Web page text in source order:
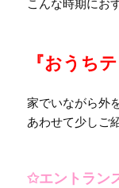
こんな時期にお
『おうち
家でいながら外
あわせて少しご
✩エントラン